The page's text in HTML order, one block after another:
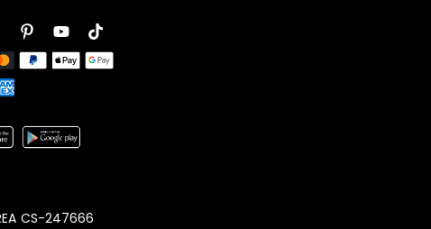
CS-247666